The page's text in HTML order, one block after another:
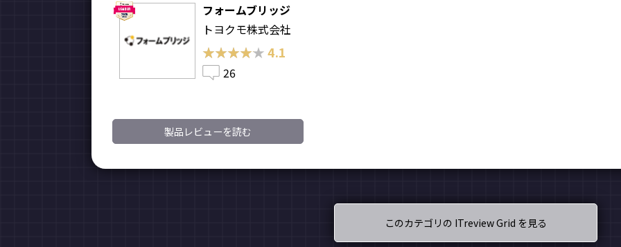
フォームブリッジ
トヨクモ株式会社
★★★★★
★★★★★4.1
26
製品レビューを読む
このカテゴリの ITreview Grid を見る